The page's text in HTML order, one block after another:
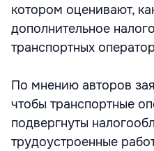
котором оценивают,
дополнительное
транспортных
По мнению авторов
чтобы транспортные
подвергнуты
трудоустроенные